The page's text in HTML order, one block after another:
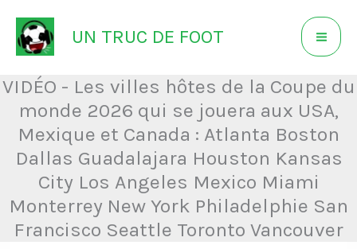
Aller
au
contenu
UN TRUC DE FOOT
VIDÉO - Les villes hôtes de la Coupe du
monde 2026 qui se jouera aux USA,
Mexique et Canada : Atlanta Boston
Dallas Guadalajara Houston Kansas
City Los Angeles Mexico Miami
Monterrey New York Philadelphie San
Francisco Seattle Toronto Vancouver